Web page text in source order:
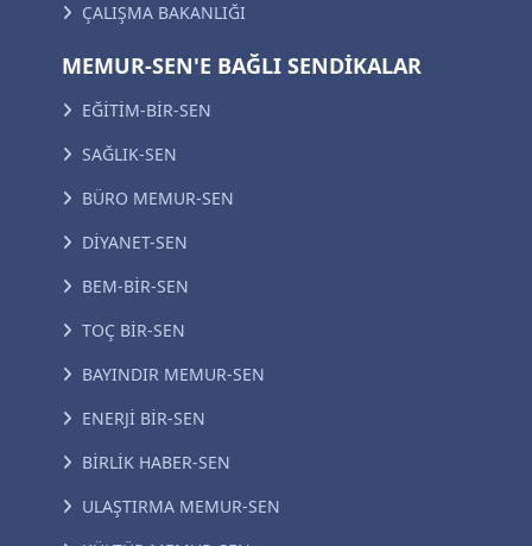
ÇALIŞMA BAKANLIĞI
MEMUR-SEN'E BAĞLI SENDİKALAR
EĞİTİM-BİR-SEN
SAĞLIK-SEN
BÜRO MEMUR-SEN
DİYANET-SEN
BEM-BİR-SEN
TOÇ BİR-SEN
BAYINDIR MEMUR-SEN
ENERJİ BİR-SEN
BİRLİK HABER-SEN
ULAŞTIRMA MEMUR-SEN